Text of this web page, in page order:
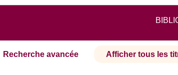
Recherche avancée Afficher tous les